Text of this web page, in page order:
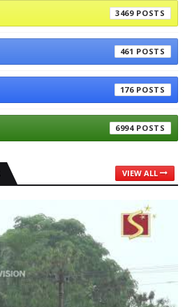
3469
461
176
6994
VIEW ALL